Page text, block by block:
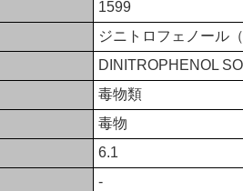
1599
ジニトロフェノール
DINITROPHENOL
毒物類
毒物
6.1
-